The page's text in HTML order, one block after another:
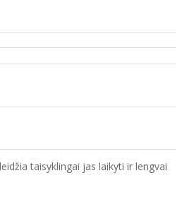
taisyklingai jas laikyti ir lengvai